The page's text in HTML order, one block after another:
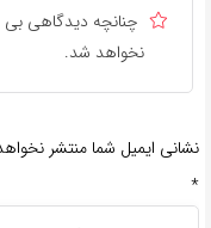
چنانچه دیدگاهی
نخواهد شد.
نشانی ایمیل شما منتشر
*